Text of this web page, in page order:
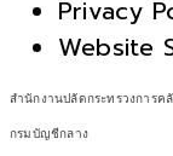
Privacy
Website
สำนักงานปลัดกระทรวงการค
กรมบัญชีกลาง